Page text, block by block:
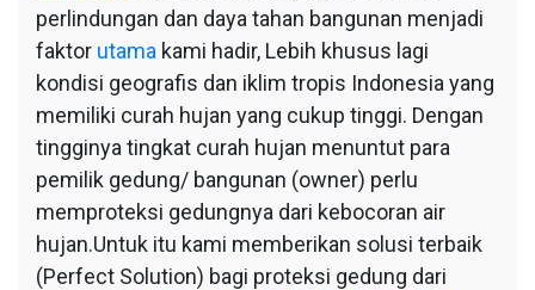
perlindungan dan daya tahan bangunan menjadi
faktor utama kami hadir, Lebih khusus lagi
kondisi geografis dan iklim tropis Indonesia yang
memiliki curah hujan yang cukup tinggi. Dengan
tingginya tingkat curah hujan menuntut para
pemilik gedung/ bangunan (owner) perlu
memproteksi gedungnya dari kebocoran air
hujan.Untuk itu kami memberikan solusi terbaik
(Perfect Solution) bagi proteksi gedung dari